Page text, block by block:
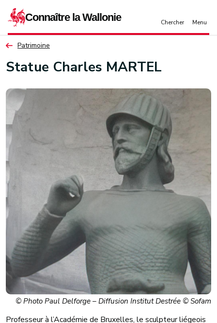
Patrimoine
Statue Charles MARTEL
© Photo Paul Delforge – Diffusion Institut Destrée © Sofam
Professeur à l’Académie de Bruxelles, le sculpteur liégeois